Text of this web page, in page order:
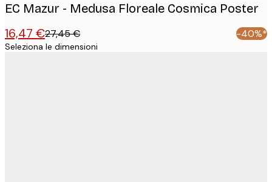
EC Mazur - Medusa Floreale Cosmica Poster
16,47 €27,45 € -40%*
Seleziona le dimensioni